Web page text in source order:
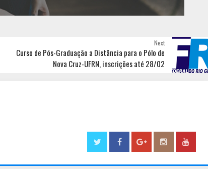
Next
Curso de Pós-Graduação a Distância para o Pólo de
Nova Cruz-UFRN, inscrições até 28/02